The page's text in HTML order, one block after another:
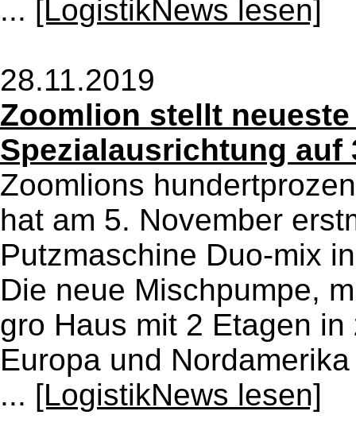
... [LogistikNews lesen]
28.11.2019
Zoomlion stellt
Spezialausrichtung
Zoomlions
hat am 5. November
Putzmaschine Duo-mix
Die neue Mischpumpe,
gro Haus mit 2 Etagen
Europa und
... [LogistikNews lesen]